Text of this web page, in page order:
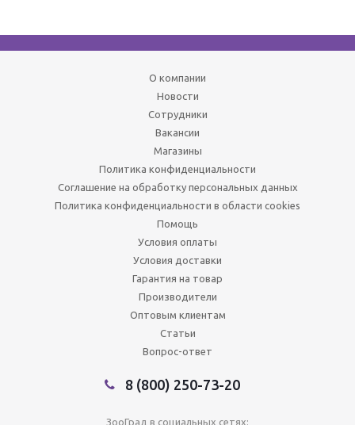
О компании
Новости
Сотрудники
Вакансии
Магазины
Политика конфиденциальности
Соглашение на обработку персональных данных
Политика конфиденциальности в области cookies
Помощь
Условия оплаты
Условия доставки
Гарантия на товар
Производители
Оптовым клиентам
Статьи
Вопрос-ответ
8 (800) 250-73-20
ЗооГрад в социальных сетях: